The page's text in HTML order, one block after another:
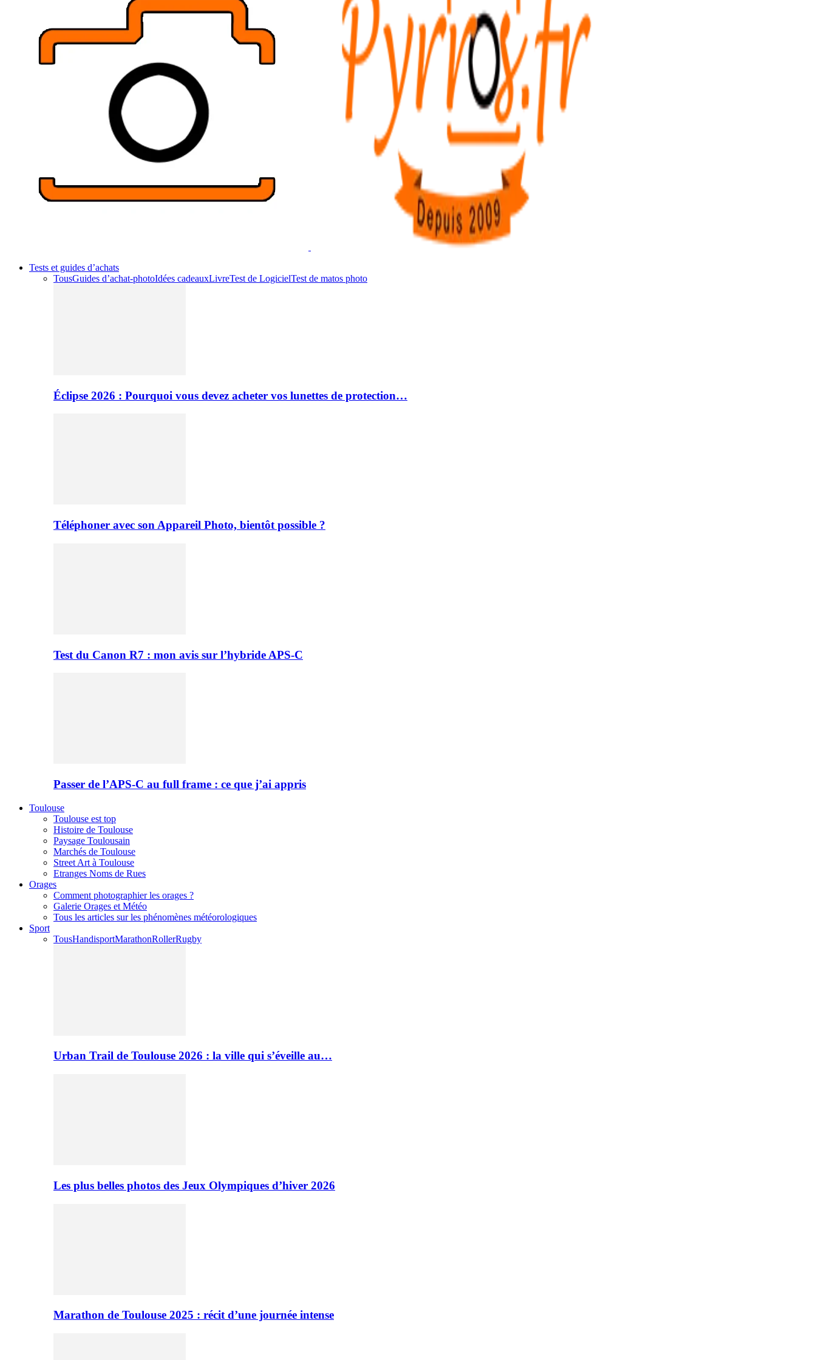
Tests et guides d’achats
TousGuides d’achat-photoIdées cadeauxLivreTest de LogicielTest de matos photo
Éclipse 2026 : Pourquoi vous devez acheter vos lunettes de protection…
Téléphoner avec son Appareil Photo, bientôt possible ?
Test du Canon R7 : mon avis sur l’hybride APS-C
Passer de l’APS-C au full frame : ce que j’ai appris
Toulouse
Toulouse est top
Histoire de Toulouse
Paysage Toulousain
Marchés de Toulouse
Street Art à Toulouse
Etranges Noms de Rues
Orages
Comment photographier les orages ?
Galerie Orages et Météo
Tous les articles sur les phénomènes météorologiques
Sport
TousHandisportMarathonRollerRugby
Urban Trail de Toulouse 2026 : la ville qui s’éveille au…
Les plus belles photos des Jeux Olympiques d’hiver 2026
Marathon de Toulouse 2025 : récit d’une journée intense